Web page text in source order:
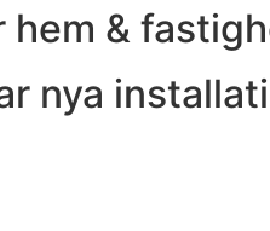
hem &
nya